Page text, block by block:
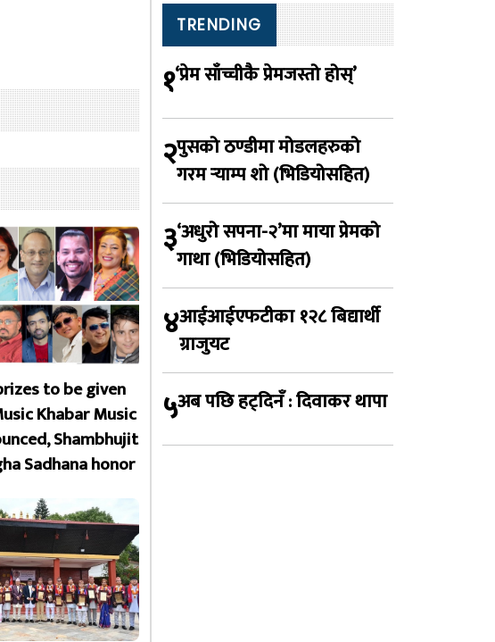
to be given
Khabar Music
Shambhujit
Sadhana honor
TRENDING
१‘प्रेम साँच्चीकै प्रेमजस्तो होस्’
२पुसको ठण्डीमा मोडलहरुको
गरम र्‍याम्प शो (भिडियोसहित)
३‘अधुरो सपना-२’मा माया प्रेमको
गाथा (भिडियोसहित)
४आईआईएफटीका १२८ बिद्यार्थी
ग्राजुयट
५अब पछि हट्दिनँ : दिवाकर थापा